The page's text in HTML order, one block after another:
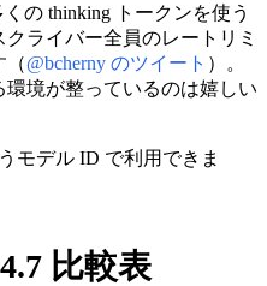
の thinking トークンを使う
ライバー全員のレートリミ
（@bcherny のツイート ）。
境が整っているのは嬉しい
モデル ID で利用できま
比較表